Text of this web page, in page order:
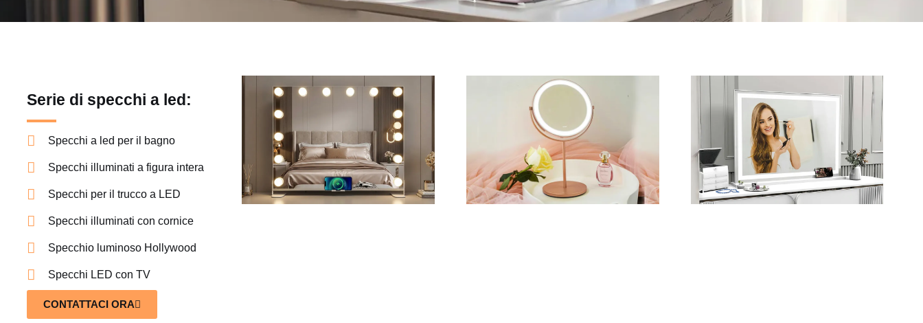
Serie di specchi a led:
Specchi a led per il bagno
Specchi illuminati a figura intera
Specchi per il trucco a LED
Specchi illuminati con cornice
Specchio luminoso Hollywood
Specchi LED con TV
CONTATTACI ORA